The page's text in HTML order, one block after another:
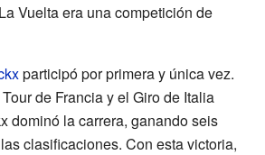
Vuelta era una competición de
participó por primera y única vez.
de Francia y el Giro de Italia
dominó la carrera, ganando seis
clasificaciones. Con esta victoria,